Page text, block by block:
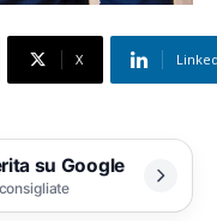
X
su Google